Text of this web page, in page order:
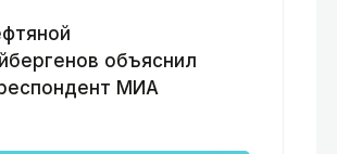
объяснил
МИА